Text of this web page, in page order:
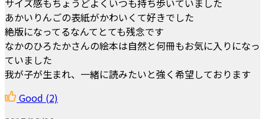
あかいりんごの表紙がかわいくて好きでした
絶版になってるなんてとても残念です
なかのひろたかさんの絵本は自然と何冊もお気に入りになっ
ていました
我が子が生まれ、一緒に読みたいと強く希望しております
Good (2)